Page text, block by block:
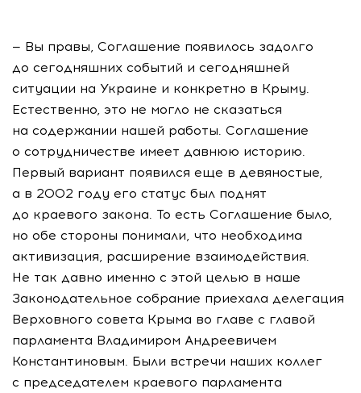
— Вы правы, Соглашение появилось задолго
до сегодняшних событий и сегодняшней
ситуации на Украине и конкретно в Крыму.
Естественно, это не могло не сказаться
на содержании нашей работы. Соглашение
о сотрудничестве имеет давнюю историю.
Первый вариант появился еще в девяностые,
а в 2002 году его статус был поднят
до краевого закона. То есть Соглашение было,
но обе стороны понимали, что необходима
активизация, расширение взаимодействия.
Не так давно именно с этой целью в наше
Законодательное собрание приехала делегация
Верховного совета Крыма во главе с главой
парламента Владимиром Андреевичем
Константиновым. Были встречи наших коллег
с председателем краевого парламента